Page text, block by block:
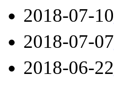
2018-07-10
2018-07-07
2018-06-22